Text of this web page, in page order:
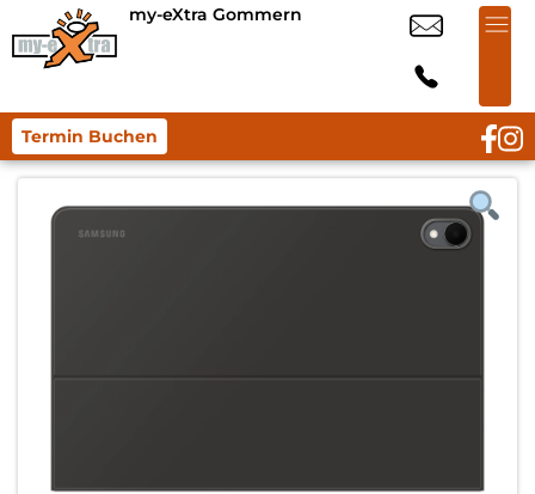
my-eXtra Gommern
Termin Buchen